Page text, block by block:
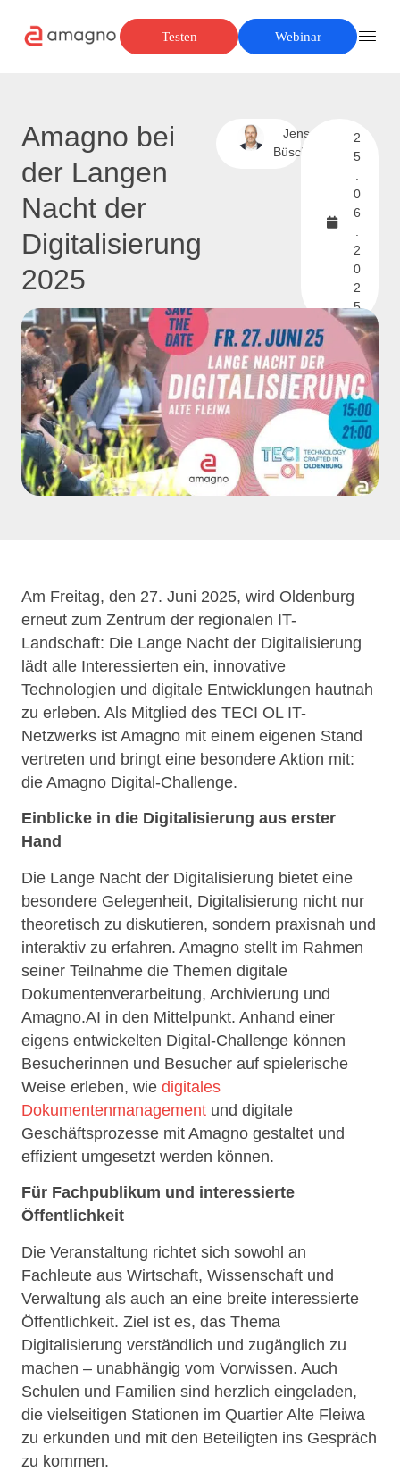
Testen Webinar
Amagno bei
der Langen
Nacht der
Digitalisierung
2025
Jens
Büscher
2
5
0
6
2
0
2
5
Am Freitag, den 27. Juni 2025, wird Oldenburg
erneut zum Zentrum der regionalen IT-
Landschaft: Die Lange Nacht der Digitalisierung
lädt alle Interessierten ein, innovative
Technologien und digitale Entwicklungen hautnah
zu erleben. Als Mitglied des TECI OL IT-
Netzwerks ist Amagno mit einem eigenen Stand
vertreten und bringt eine besondere Aktion mit:
die Amagno Digital-Challenge.
Einblicke in die Digitalisierung aus erster
Hand
Die Lange Nacht der Digitalisierung bietet eine
besondere Gelegenheit, Digitalisierung nicht nur
theoretisch zu diskutieren, sondern praxisnah und
interaktiv zu erfahren. Amagno stellt im Rahmen
seiner Teilnahme die Themen digitale
Dokumentenverarbeitung, Archivierung und
Amagno.AI in den Mittelpunkt. Anhand einer
eigens entwickelten Digital-Challenge können
Besucherinnen und Besucher auf spielerische
Weise erleben, wie digitales
Dokumentenmanagement und digitale
Geschäftsprozesse mit Amagno gestaltet und
effizient umgesetzt werden können.
Für Fachpublikum und interessierte
Öffentlichkeit
Die Veranstaltung richtet sich sowohl an
Fachleute aus Wirtschaft, Wissenschaft und
Verwaltung als auch an eine breite interessierte
Öffentlichkeit. Ziel ist es, das Thema
Digitalisierung verständlich und zugänglich zu
machen – unabhängig vom Vorwissen. Auch
Schulen und Familien sind herzlich eingeladen,
die vielseitigen Stationen im Quartier Alte Fleiwa
zu erkunden und mit den Beteiligten ins Gespräch
zu kommen.